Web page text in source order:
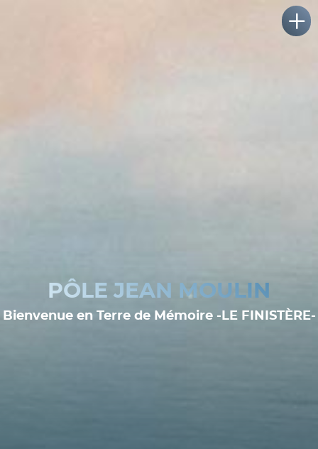
PÔLE JEAN MOULIN
Bienvenue en Terre de Mémoire -LE FINISTÈRE-